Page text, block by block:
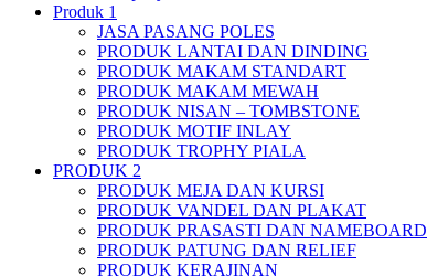
Produk 1
JASA PASANG POLES
PRODUK LANTAI DAN DINDING
PRODUK MAKAM STANDART
PRODUK MAKAM MEWAH
PRODUK NISAN – TOMBSTONE
PRODUK MOTIF INLAY
PRODUK TROPHY PIALA
PRODUK 2
PRODUK MEJA DAN KURSI
PRODUK VANDEL DAN PLAKAT
PRODUK PRASASTI DAN NAMEBOARD
PRODUK PATUNG DAN RELIEF
PRODUK KERAJINAN